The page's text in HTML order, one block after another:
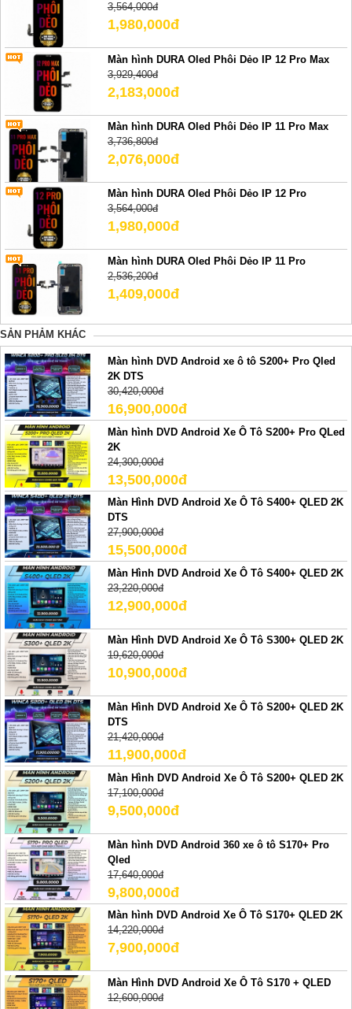
3,564,000đ
1,980,000đ
Màn hình DURA Oled Phôi Dẻo IP 12 Pro Max
3,929,400đ
2,183,000đ
Màn hình DURA Oled Phôi Dẻo IP 11 Pro Max
3,736,800đ
2,076,000đ
Màn hình DURA Oled Phôi Dẻo IP 12 Pro
3,564,000đ
1,980,000đ
Màn hình DURA Oled Phôi Dẻo IP 11 Pro
2,536,200đ
1,409,000đ
SẢN PHẢM KHÁC
Màn hình DVD Android xe ô tô S200+ Pro Qled
2K DTS
30,420,000đ
16,900,000đ
Màn hình DVD Android Xe Ô Tô S200+ Pro QLed
2K
24,300,000đ
13,500,000đ
Màn Hình DVD Android Xe Ô Tô S400+ QLED 2K
DTS
27,900,000đ
15,500,000đ
Màn Hình DVD Android Xe Ô Tô S400+ QLED 2K
23,220,000đ
12,900,000đ
Màn Hình DVD Android Xe Ô Tô S300+ QLED 2K
19,620,000đ
10,900,000đ
Màn Hình DVD Android Xe Ô Tô S200+ QLED 2K
DTS
21,420,000đ
11,900,000đ
Màn Hình DVD Android Xe Ô Tô S200+ QLED 2K
17,100,000đ
9,500,000đ
Màn hình DVD Android 360 xe ô tô S170+ Pro
Qled
17,640,000đ
9,800,000đ
Màn hình DVD Android Xe Ô Tô S170+ QLED 2K
14,220,000đ
7,900,000đ
Màn Hình DVD Android Xe Ô Tô S170 + QLED
12,600,000đ